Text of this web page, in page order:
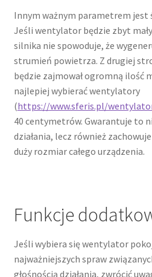
Innym ważnym parametrem jest
Jeśli wentylator będzie zbyt
silnika nie spowoduje, że
strumień powietrza. Z drugiej
będzie zajmował ogromną ilość
najlepiej wybierać wentylatory
(https://www.sferis.pl/
40 centymetrów. Gwarantuje to
działania, lecz również
duży rozmiar całego urządzenia.
Funkcje
Jeśli wybiera się wentylator
najważniejszych spraw
głośnością działania, zwrócić